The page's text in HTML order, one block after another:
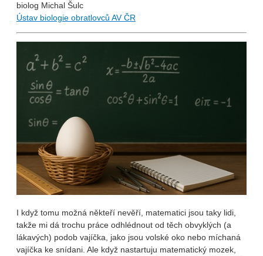
biolog Michal Šulc
Ústav biologie obratlovců AV ČR
I když tomu možná někteří nevěří, matematici jsou taky lidi,
takže mi dá trochu práce odhlédnout od těch obvyklých (a
lákavých) podob vajíčka, jako jsou volské oko nebo míchaná
vajíčka ke snídani. Ale když nastartuju matematický mozek,